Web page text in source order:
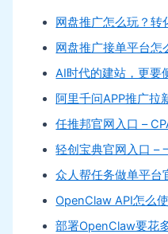
网盘推广怎么玩？转
网盘推广接单平台怎
AI时代的建站，更要
阿里千问APP推广拉
任推邦官网入口 –
轻创宝典官网入口 –
众人帮任务做单平台
OpenClaw API怎么
部署OpenClaw要花